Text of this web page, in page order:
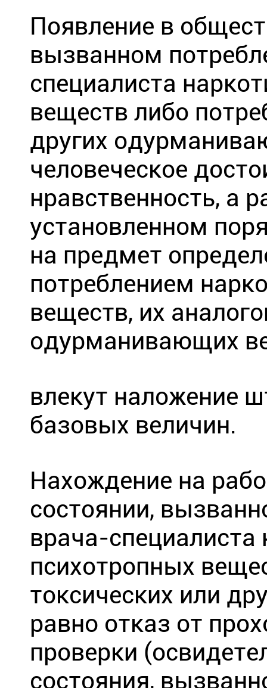
Появление в
вызванном
специалиста
веществ либо
других
человеческое
нравственность, а
установленном
на предмет
потреблением
веществ, их
одурманивающих
влекут наложение
базовых величин.
Нахождение на
состоянии,
врача-специалиста
психотропных
токсических или
равно отказ от
проверки
состояния,